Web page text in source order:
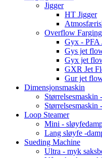
Jigger
HT Jigger
Overflow
Gyx - PFA
Gys jet
Gyx jet
GXR Jet
Gur jet
Dimensjonsmaskin
Størrelsesmaskin
Størrelsesmaskin
Loop Steamer
Mini -
Lang sløyfe -
Sueding Machine
Ultra - myk